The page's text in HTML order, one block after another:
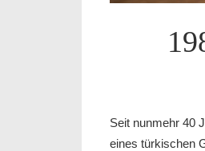
Seit nunmehr 40
eines türkischen